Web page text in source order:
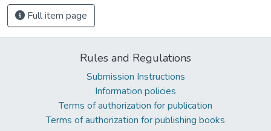
Full item page
Rules and Regulations
Submission Instructions
Information policies
Terms of authorization for publication
Terms of authorization for publishing books